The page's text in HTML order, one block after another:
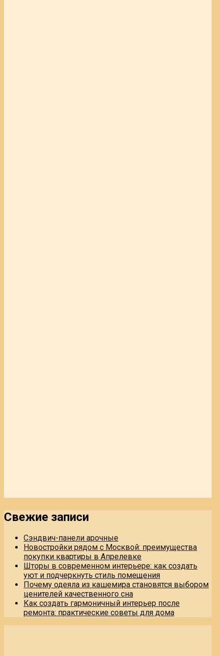
Свежие записи
Сэндвич-панели арочные
Новостройки рядом с Москвой: преимущества
покупки квартиры в Апрелевке
Шторы в современном интерьере: как создать
уют и подчеркнуть стиль помещения
Почему одеяла из кашемира становятся выбором
ценителей качественного сна
Как создать гармоничный интерьер после
ремонта: практические советы для дома